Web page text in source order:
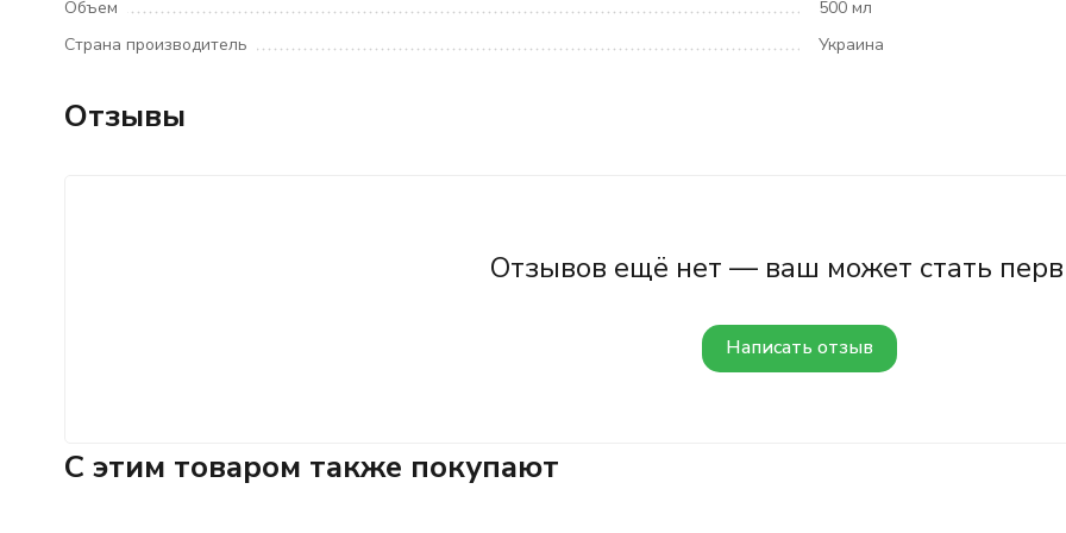
Объем
500 мл
Страна производитель
Украина
Отзывы
Отзывов ещё нет — ваш может стать
Написать отзыв
C этим товаром также покупают